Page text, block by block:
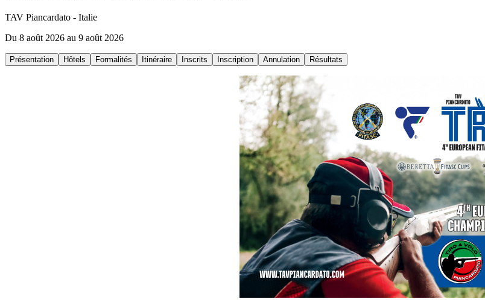
TAV Piancardato - Italie
Du 8 août 2026 au 9 août 2026
Présentation Hôtels Formalités Itinéraire Inscrits Inscription Annulation Résultats